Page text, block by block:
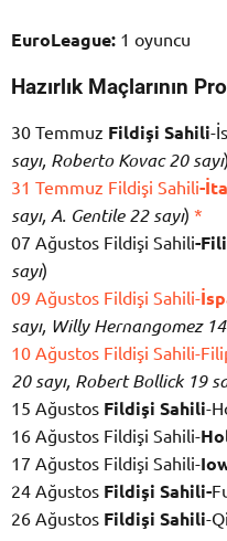
EuroLeague: 1 oyuncu
Hazırlık Maçlarının
30 Temmuz Fildişi Sahili-
sayı, Roberto Kovac 20 sayı)
31 Temmuz Fildişi Sahili-
sayı, A. Gentile 22 sayı) *
07 Ağustos Fildişi Sahili-
sayı)
09 Ağustos Fildişi Sahili-
sayı, Willy Hernangomez 14
10 Ağustos Fildişi Sahili-
20 sayı, Robert Bollick 19
15 Ağustos Fildişi Sahili-
16 Ağustos Fildişi Sahili-
17 Ağustos Fildişi Sahili-
24 Ağustos Fildişi Sahili-
26 Ağustos Fildişi Sahili-